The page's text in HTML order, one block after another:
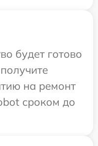
будет готово
на ремонт
сроком до